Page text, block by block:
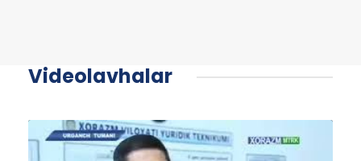
Videolavhalar